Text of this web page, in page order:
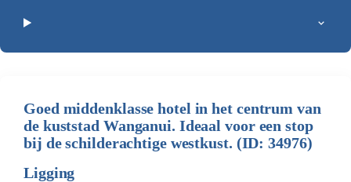
Goed middenklasse hotel in het centrum van
de kuststad Wanganui. Ideaal voor een stop
bij de schilderachtige westkust. (ID: 34976)
Ligging